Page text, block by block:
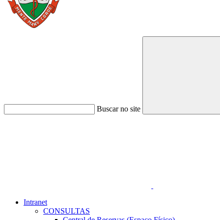
Buscar no site
Intranet
CONSULTAS